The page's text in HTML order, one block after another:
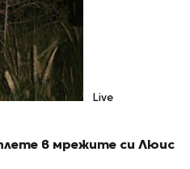
Live
в мрежите си Люис